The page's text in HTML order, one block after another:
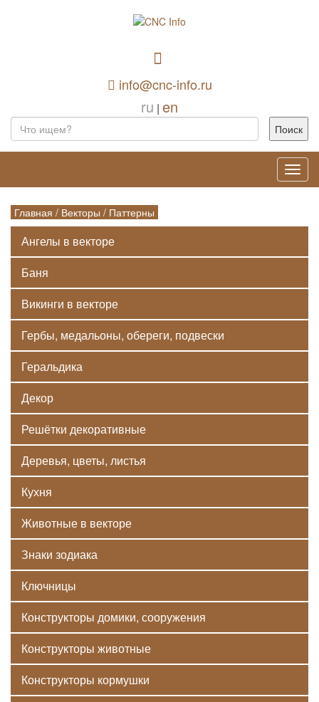
info@cnc-info.ru
ru | en
Главная / Векторы / Паттерны
Ангелы в векторе
Баня
Викинги в векторе
Гербы, медальоны, обереги, подвески
Геральдика
Декор
Решётки декоративные
Деревья, цветы, листья
Кухня
Животные в векторе
Знаки зодиака
Ключницы
Конструкторы домики, сооружения
Конструкторы животные
Конструкторы кормушки